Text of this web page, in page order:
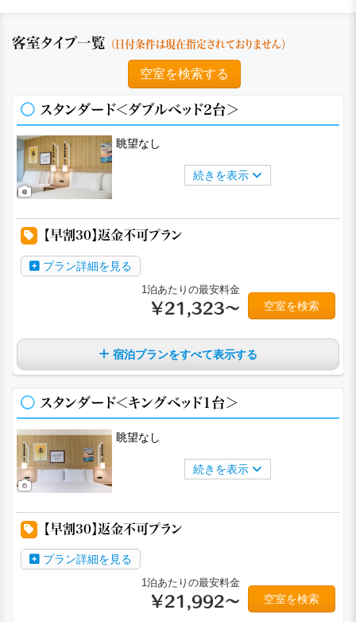
客室タイプ一覧 （日付条件は現在指定されておりません）
空室を検索する
スタンダード＜ダブルベッド2台＞
眺望なし
続きを表示
【早割30】返金不可プラン
プラン詳細を見る
1泊あたりの最安料金
￥21,323～ 空室を検索
宿泊プランをすべて表示する
スタンダード＜キングベッド1台＞
眺望なし
続きを表示
【早割30】返金不可プラン
プラン詳細を見る
1泊あたりの最安料金
￥21,992～ 空室を検索